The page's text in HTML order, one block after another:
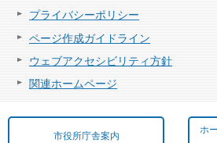
プライバシーポリシー
ページ作成ガイドライン
ウェブアクセシビリティ方針
関連ホームページ
市役所庁舎案内
ホ